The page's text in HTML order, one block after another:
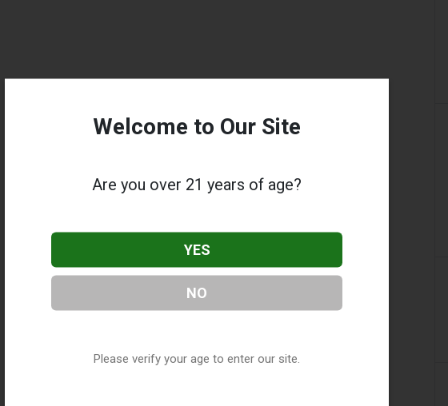
Welcome to Our Site
Are you over 21 years of age?
YES
NO
Please verify your age to enter our site.